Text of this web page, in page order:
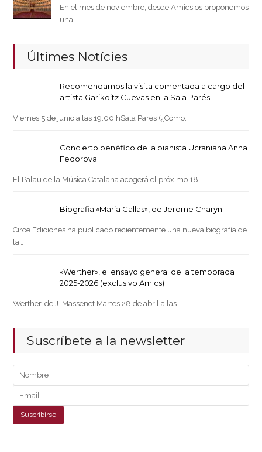
En el mes de noviembre, desde Amics os proponemos
una…
Últimes Notícies
Recomendamos la visita comentada a cargo del
artista Garikoitz Cuevas en la Sala Parés
Viernes 5 de junio a las 19:00 hSala Parés (¿Cómo…
Concierto benéfico de la pianista Ucraniana Anna
Fedorova
El Palau de la Música Catalana acogerá el próximo 18…
Biografia «Maria Callas», de Jerome Charyn
Circe Ediciones ha publicado recientemente una nueva biografía de
la…
«Werther», el ensayo general de la temporada
2025-2026 (exclusivo Amics)
Werther, de J. Massenet Martes 28 de abril a las…
Suscríbete a la newsletter